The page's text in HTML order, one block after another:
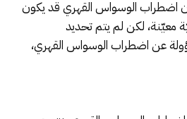
اضطراب الوسواس القهري قد يكون
معيّنة، لكن لم يتم تحديد
عن اضطراب الوسواس القهري،